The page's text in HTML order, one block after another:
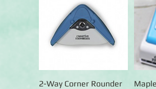
Schnellansicht
2-Way Corner Rounder